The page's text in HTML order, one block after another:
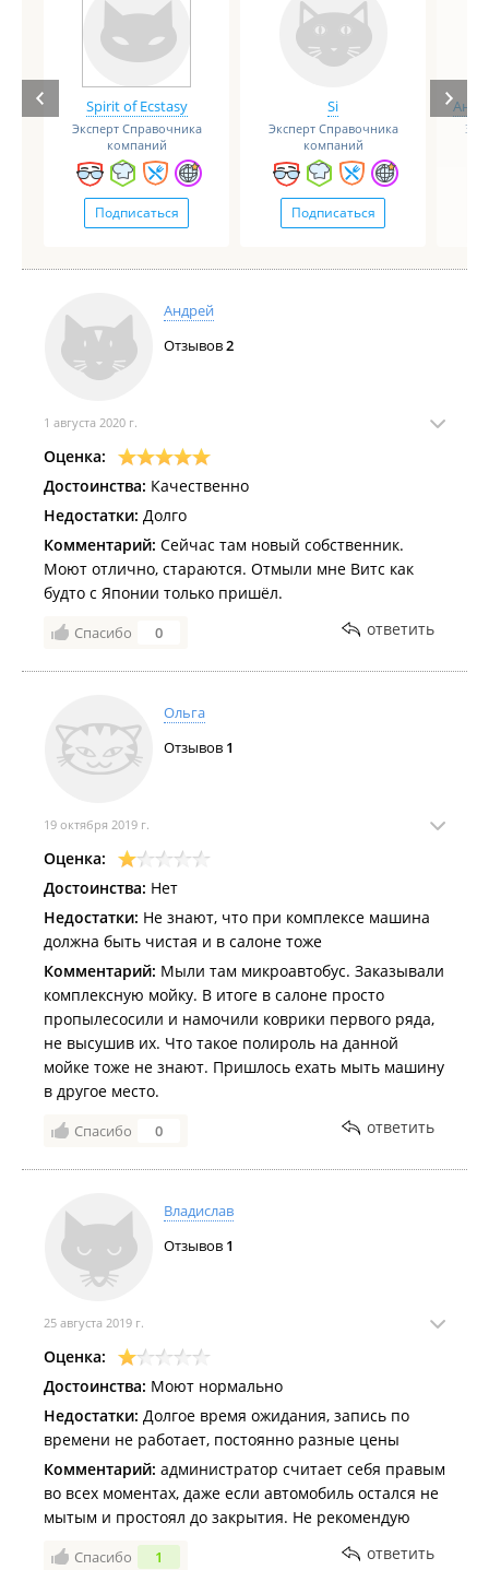
Spirit of Ecstasy
Эксперт Справочника
компаний
Подписаться
Si
Эксперт Справочника
компаний
Подписаться
Андрей
Отзывов2
1 августа 2020 г.
Оценка:
Достоинства: Качественно
Недостатки: Долго
Комментарий: Сейчас там новый собственник.
Моют отлично, стараются. Отмыли мне Витс как
будто с Японии только пришёл.
Спасибо 0 ответить
Ольга
Отзывов 1
19 октября 2019 г.
Оценка:
Достоинства: Нет
Недостатки: Не знают, что при комплексе машина
должна быть чистая и в салоне тоже
Комментарий: Мыли там микроавтобус. Заказывали
комплексную мойку. В итоге в салоне просто
пропылесосили и намочили коврики первого ряда,
не высушив их. Что такое полироль на данной
мойке тоже не знают. Пришлось ехать мыть машину
в другое место.
Спасибо 0 ответить
Владислав
Отзывов 1
25 августа 2019 г.
Оценка:
Достоинства: Моют нормально
Недостатки: Долгое время ожидания, запись по
времени не работает, постоянно разные цены
Комментарий: администратор считает себя правым
во всех моментах, даже если автомобиль остался не
мытым и простоял до закрытия. Не рекомендую
Спасибо 1 ответить